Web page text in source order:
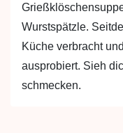
Wurstspätzle.
Küche verbracht
ausprobiert. Sieh
schmecken.